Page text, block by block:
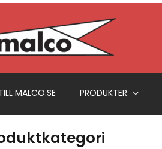
MALCO.SE PRODUKTER